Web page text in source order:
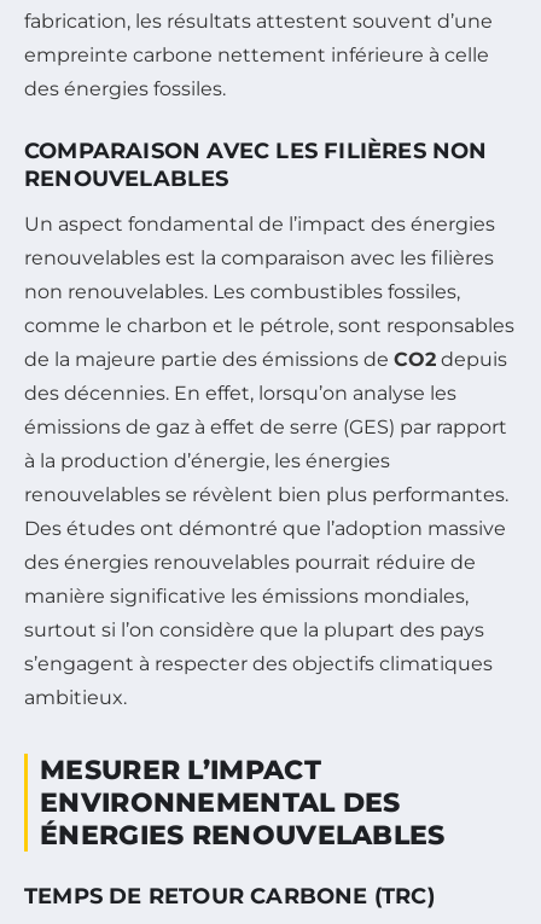
fabrication, les résultats attestent souvent d’une
empreinte carbone nettement inférieure à celle
des énergies fossiles.
COMPARAISON AVEC LES FILIÈRES NON
RENOUVELABLES
Un aspect fondamental de l’impact des énergies
renouvelables est la comparaison avec les filières
non renouvelables. Les combustibles fossiles,
comme le charbon et le pétrole, sont responsables
de la majeure partie des émissions de CO2 depuis
des décennies. En effet, lorsqu’on analyse les
émissions de gaz à effet de serre (GES) par rapport
à la production d’énergie, les énergies
renouvelables se révèlent bien plus performantes.
Des études ont démontré que l’adoption massive
des énergies renouvelables pourrait réduire de
manière significative les émissions mondiales,
surtout si l’on considère que la plupart des pays
s’engagent à respecter des objectifs climatiques
ambitieux.
MESURER L’IMPACT
ENVIRONNEMENTAL DES
ÉNERGIES RENOUVELABLES
TEMPS DE RETOUR CARBONE (TRC)